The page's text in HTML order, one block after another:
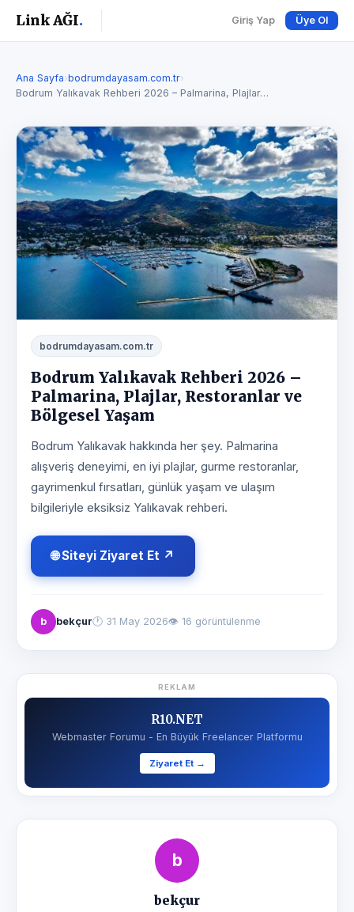
Link AĞI. Giriş Yap Üye Ol
Ana Sayfa›bodrumdayasam.com.tr›
Bodrum Yalıkavak Rehberi 2026 – Palmarina, Plajlar…
bodrumdayasam.com.tr
Bodrum Yalıkavak Rehberi 2026 –
Palmarina, Plajlar, Restoranlar ve
Bölgesel Yaşam
Bodrum Yalıkavak hakkında her şey. Palmarina
alışveriş deneyimi, en iyi plajlar, gurme restoranlar,
gayrimenkul fırsatları, günlük yaşam ve ulaşım
bilgileriyle eksiksiz Yalıkavak rehberi.
🌐 Siteyi Ziyaret Et ↗
b bekçur🕐 31 May 2026👁 16 görüntülenme
REKLAM
R10.NET
Webmaster Forumu - En Büyük Freelancer Platformu
Ziyaret Et →
b
bekçur